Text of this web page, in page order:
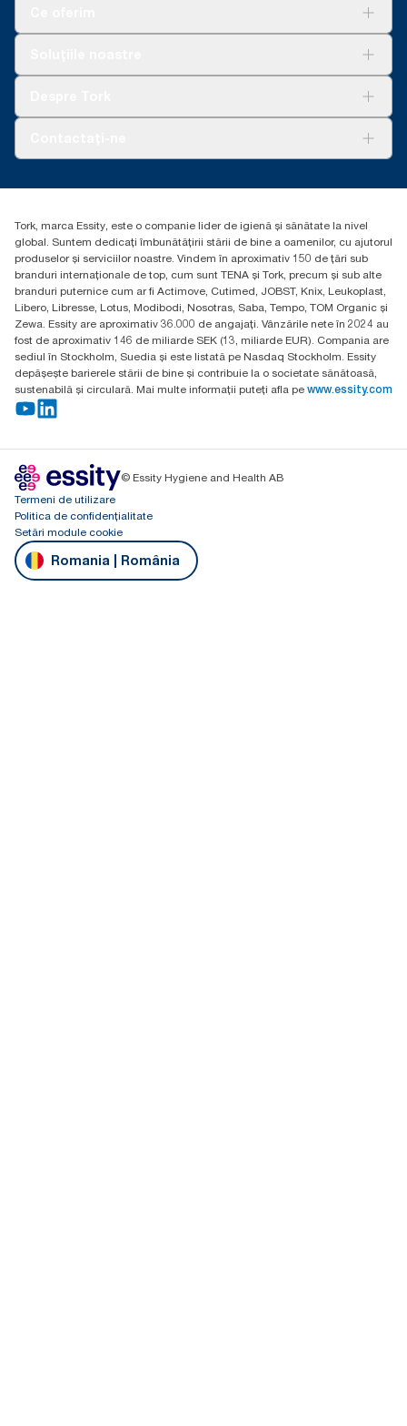
Essity Hungary Kft. Professional Hygiene
Budakeszi út 51.
Tork, marca Essity, este o companie lider de igienă și sănătate la nivel
global. Suntem dedicați îmbunătățirii stării de bine a oamenilor, cu ajutorul
produselor și serviciilor noastre. Vindem în aproximativ 150 de țări sub
branduri internaționale de top, cum sunt TENA și Tork, precum și sub alte
branduri puternice cum ar fi Actimove, Cutimed, JOBST, Knix, Leukoplast,
Libero, Libresse, Lotus, Modibodi, Nosotras, Saba, Tempo, TOM Organic și
Zewa. Essity are aproximativ 36.000 de angajați. Vânzările nete în 2024 au
fost de aproximativ 146 de miliarde SEK (13, miliarde EUR). Compania are
sediul în Stockholm, Suedia și este listată pe Nasdaq Stockholm. Essity
depășește barierele stării de bine și contribuie la o societate sănătoasă,
sustenabilă și circulară. Mai multe informații puteți afla pe www.essity.com
© Essity Hygiene and Health AB
Termeni de utilizare
Politica de confidențialitate
Setări module cookie
Romania | România